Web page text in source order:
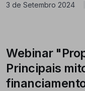
3 de Setembro 2024
Webinar
Principais